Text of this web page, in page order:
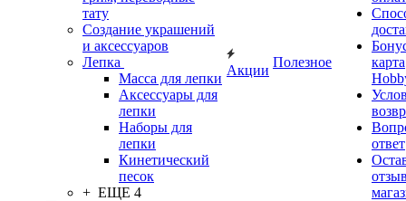
тату
Создание украшений
и аксессуаров
Лепка
Масса для лепки
Аксессуары для
лепки
Наборы для
лепки
Кинетический
песок
+ ЕЩЕ 4
Акции
Полезное
карта
ответ